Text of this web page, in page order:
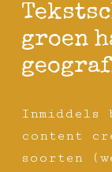
groen
Inmiddels
content
soorten